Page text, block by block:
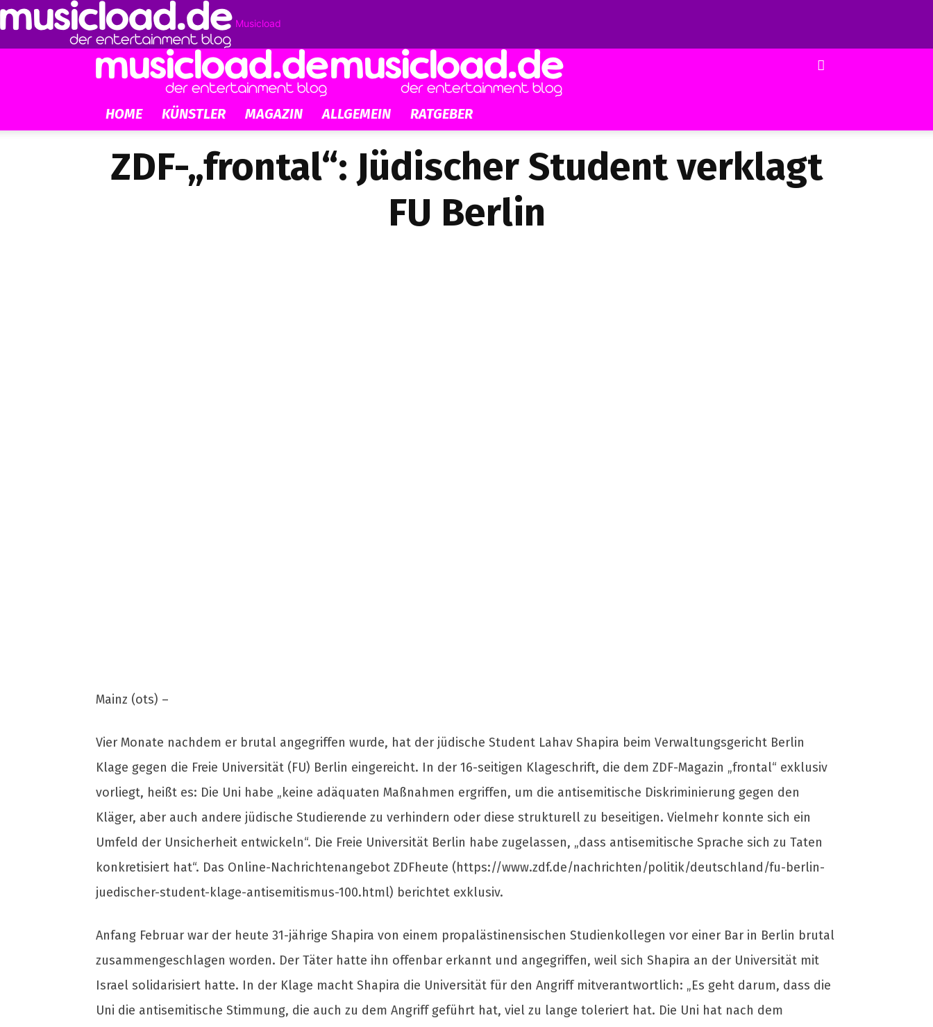
Musicload
HOME KÜNSTLER MAGAZIN ALLGEMEIN RATGEBER
ZDF-„frontal“: Jüdischer Student verklagt
FU Berlin
Mainz (ots) –
Vier Monate nachdem er brutal angegriffen wurde, hat der jüdische Student Lahav Shapira beim Verwaltungsgericht Berlin
Klage gegen die Freie Universität (FU) Berlin eingereicht. In der 16-seitigen Klageschrift, die dem ZDF-Magazin „frontal“ exklusiv
vorliegt, heißt es: Die Uni habe „keine adäquaten Maßnahmen ergriffen, um die antisemitische Diskriminierung gegen den
Kläger, aber auch andere jüdische Studierende zu verhindern oder diese strukturell zu beseitigen. Vielmehr konnte sich ein
Umfeld der Unsicherheit entwickeln“. Die Freie Universität Berlin habe zugelassen, „dass antisemitische Sprache sich zu Taten
konkretisiert hat“. Das Online-Nachrichtenangebot ZDFheute (https://www.zdf.de/nachrichten/politik/deutschland/fu-berlin-
juedischer-student-klage-antisemitismus-100.html) berichtet exklusiv.
Anfang Februar war der heute 31-jährige Shapira von einem propalästinensischen Studienkollegen vor einer Bar in Berlin brutal
zusammengeschlagen worden. Der Täter hatte ihn offenbar erkannt und angegriffen, weil sich Shapira an der Universität mit
Israel solidarisiert hatte. In der Klage macht Shapira die Universität für den Angriff mitverantwortlich: „Es geht darum, dass die
Uni die antisemitische Stimmung, die auch zu dem Angriff geführt hat, viel zu lange toleriert hat. Die Uni hat nach dem